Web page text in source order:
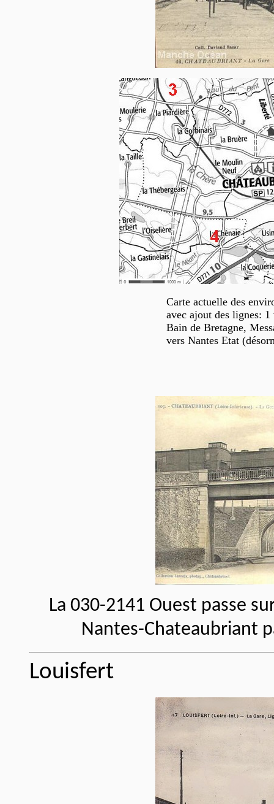
Carte actuelle des
avec ajout des lignes: 1
Bain de Bretagne,
vers Nantes Etat
La 030-2141 Ouest passe
Nantes-Chateaubriant
Louisfert